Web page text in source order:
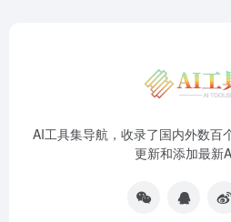
AI工具集导航，收录了国内外数百
更新和添加最新